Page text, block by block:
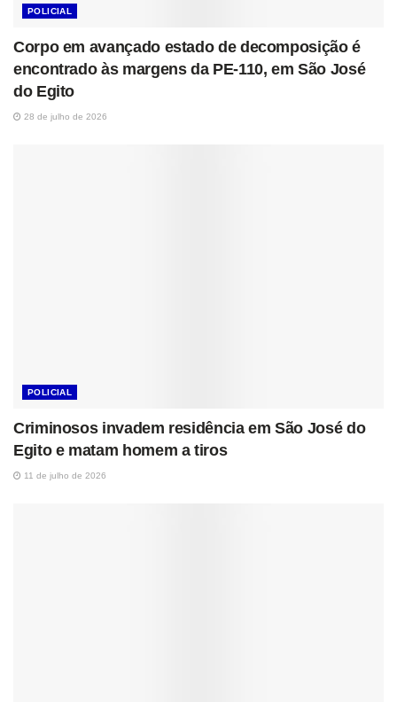
POLICIAL
Corpo em avançado estado de decomposição é
encontrado às margens da PE-110, em São José
do Egito
28 de julho de 2026
POLICIAL
Criminosos invadem residência em São José do
Egito e matam homem a tiros
11 de julho de 2026